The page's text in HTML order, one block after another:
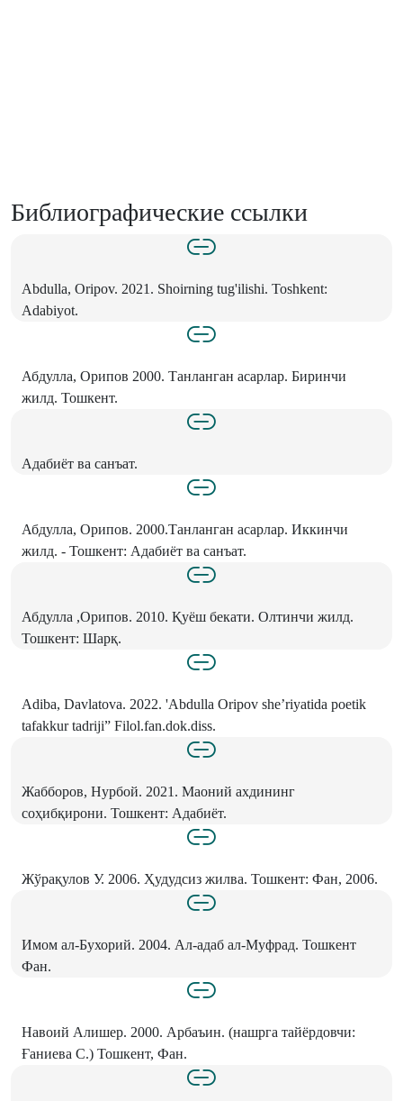
Библиографические ссылки
Abdulla, Oripov. 2021. Shoirning tug'ilishi. Toshkent:
Adabiyot.
Абдулла, Орипов 2000. Танланган асарлар. Биринчи
жилд. Тошкент.
Адабиёт ва санъат.
Абдулла, Орипов. 2000.Танланган асарлар. Иккинчи
жилд. - Тошкент: Адабиёт ва санъат.
Абдулла ,Орипов. 2010. Қуёш бекати. Олтинчи жилд.
Тошкент: Шарқ.
Adiba, Davlatova. 2022. 'Abdulla Oripov she’riyatida poetik
tafakkur tadriji” Filol.fan.dok.diss.
Жабборов, Нурбой. 2021. Маоний ахдининг
соҳибқирони. Тошкент: Адабиёт.
Жўрақулов У. 2006. Ҳудудсиз жилва. Тошкент: Фан, 2006.
Имом ал-Бухорий. 2004. Ал-адаб ал-Муфрад. Тошкент
Фан.
Навоий Алишер. 2000. Арбаъин. (нашрга тайёрдовчи:
Ғаниева С.) Тошкент, Фан.